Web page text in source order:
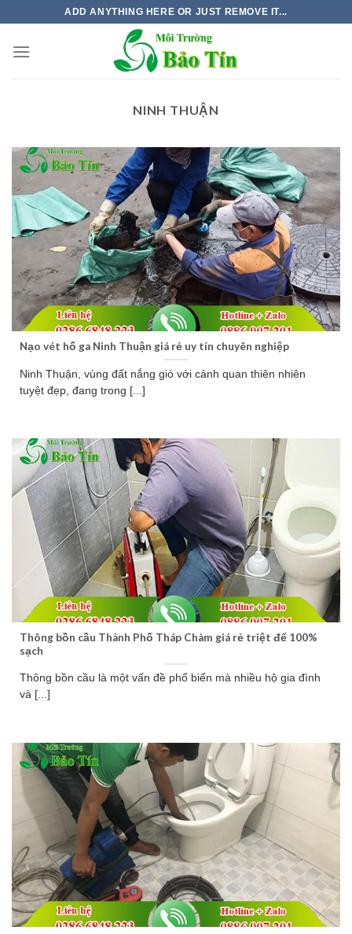
content
ADD ANYTHING HERE OR JUST REMOVE IT...
NINH THUẬN
Nạo vét hố ga Ninh Thuận giá rẻ uy tín chuyên nghiệp
Ninh Thuận, vùng đất nắng gió với cảnh quan thiên nhiên
tuyệt đẹp, đang trong [...]
Thông bồn cầu Thành Phố Tháp Chàm giá rẻ triệt để 100%
sạch
Thông bồn cầu là một vấn đề phổ biến mà nhiều hộ gia đình
và [...]